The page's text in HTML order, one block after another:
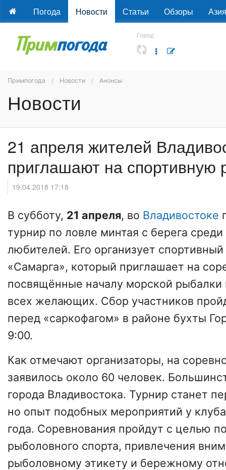
Погода Новости Статьи Обзоры Азия
Город
Примпогода Новости Анонсы
Новости
21 апреля жителей
приглашают на спортивную
19.04.2018 17:18
В субботу, 21 апреля, во Владивостоке
турнир по ловле минтая с берега
любителей. Его организует
«Самарга», который приглашает на
посвящённые началу морской рыбалки
всех желающих. Сбор участников
перед «саркофагом» в районе бухты
9:00.
Как отмечают организаторы, на
заявилось около 60 человек.
города Владивостока. Турнир станет
но опыт подобных мероприятий у
года. Соревнования пройдут с целью
рыболовного спорта, привлечения
рыболовному этикету и бережному